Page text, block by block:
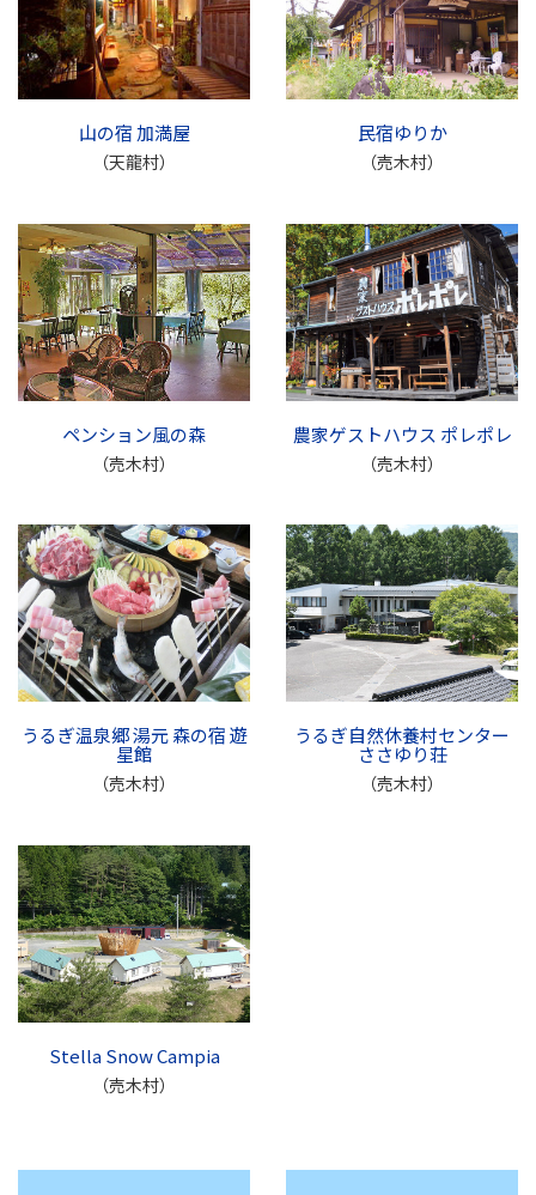
山の宿 加満屋
（天龍村）
民宿ゆりか
（売木村）
ペンション風の森
（売木村）
農家ゲストハウス ポレポレ
（売木村）
うるぎ温泉郷 湯元 森の宿 遊
星館
（売木村）
うるぎ自然休養村センター
ささゆり荘
（売木村）
Stella Snow Campia
（売木村）